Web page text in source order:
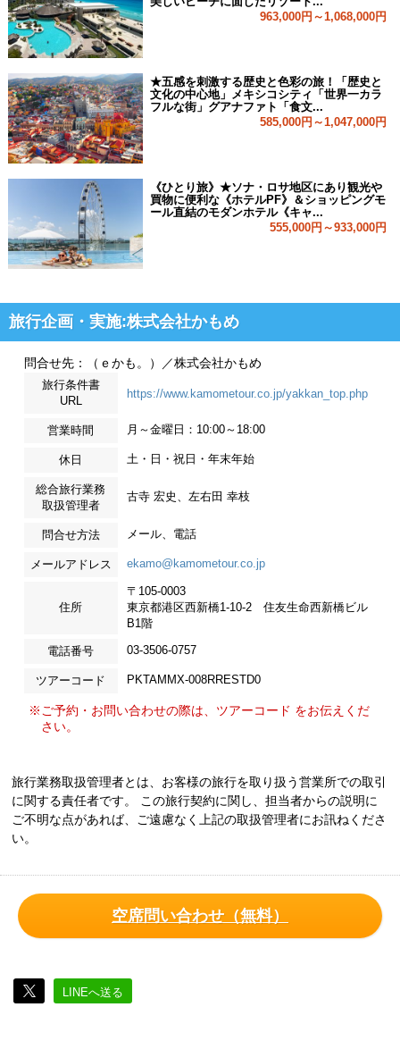
963,000円～1,068,000円
★五感を刺激する歴史と色彩の旅！「歴史と
文化の中心地」メキシコシティ「世界一カラ
フルな街」グアナファト「食文...
585,000円～1,047,000円
《ひとり旅》★ソナ・ロサ地区にあり観光や
買物に便利な《ホテルPF》＆ショッピングモ
ール直結のモダンホテル《キャ...
555,000円～933,000円
旅行企画・実施:株式会社かもめ
問合せ先：（ｅかも。）／株式会社かもめ
旅行条件書
URL
https://www.kamometour.co.jp/yakkan_top.php
営業時間 月～金曜日：10:00～18:00
休日 土・日・祝日・年末年始
総合旅行業務
取扱管理者
古寺 宏史、左右田 幸枝
問合せ方法 メール、電話
メールアドレス ekamo@kamometour.co.jp
住所
〒105-0003
東京都港区西新橋1-10-2 住友生命西新橋ビル
B1階
電話番号 03-3506-0757
ツアーコード PKTAMMX-008RRESTD0
※ご予約・お問い合わせの際は、ツアーコード をお伝えくだ
さい。
旅行業務取扱管理者とは、お客様の旅行を取り扱う営業所での取引
に関する責任者です。 この旅行契約に関し、担当者からの説明に
ご不明な点があれば、ご遠慮なく上記の取扱管理者にお訊ねくださ
い。
空席問い合わせ（無料）
LINEへ送る